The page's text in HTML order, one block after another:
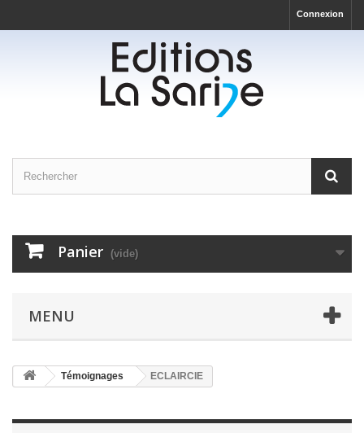
Connexion
Panier (vide)
MENU
Témoignages ECLAIRCIE